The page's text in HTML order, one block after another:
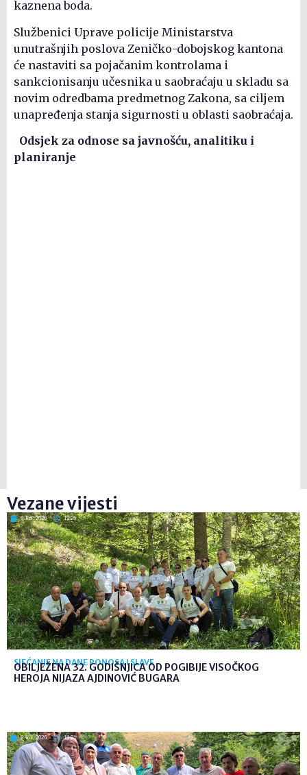
kaznena boda.
Službenici Uprave policije Ministarstva
unutrašnjih poslova Zeničko-dobojskog kantona
će nastaviti sa pojačanim kontrolama i
sankcionisanju učesnika u saobraćaju u skladu sa
novim odredbama predmetnog Zakona, sa ciljem
unapređenja stanja sigurnosti u oblasti saobraćaja.
Odsjek za odnose sa javnošću, analitiku i
planiranje
Vezane vijesti
9. kol. 2026 19:26
SJEĆANJE NA DANE PONOSA I SLAVE
OBILJEŽENA 32. GODIŠNJICA OD POGIBIJE VISOČKOG
HEROJA NIJAZA AJDINOVIĆ BUGARA
9. kol. 2026 19:21